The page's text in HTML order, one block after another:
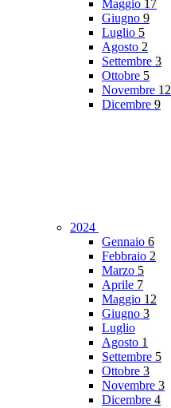
Maggio 17
Giugno 9
Luglio 5
Agosto 2
Settembre 3
Ottobre 5
Novembre 12
Dicembre 9
2024
Gennaio 6
Febbraio 2
Marzo 5
Aprile 7
Maggio 12
Giugno 3
Luglio
Agosto 1
Settembre 5
Ottobre 3
Novembre 3
Dicembre 4